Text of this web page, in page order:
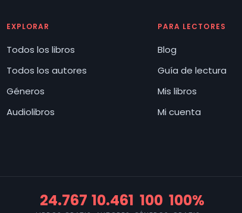
EXPLORAR
Todos los libros
Todos los autores
Géneros
Audiolibros
PARA LECTORES
Blog
Guía de lectura
Mis libros
Mi cuenta
24.767 10.461 100 100%